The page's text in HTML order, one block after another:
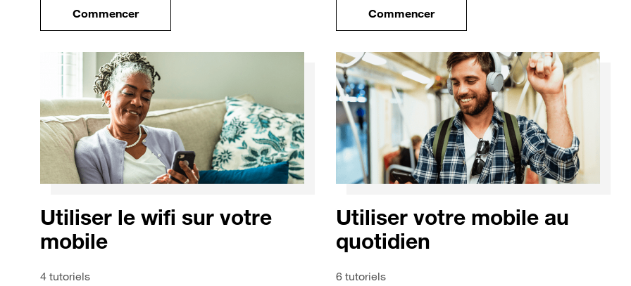
Commencerle tuto pour Commencer avec votre nouveau mobileCommencerle tuto pour Transférer vos données sur
Utiliser le wifi sur votre
mobile
4 tutoriels
Utiliser votre mobile au
quotidien
6 tutoriels